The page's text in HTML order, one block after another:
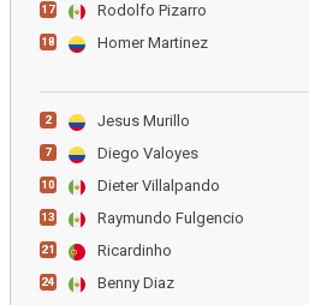
17 Rodolfo Pizarro
18 Homer Martinez
2 Jesus Murillo
7 Diego Valoyes
10 Dieter Villalpando
13 Raymundo Fulgencio
21 Ricardinho
24 Benny Diaz